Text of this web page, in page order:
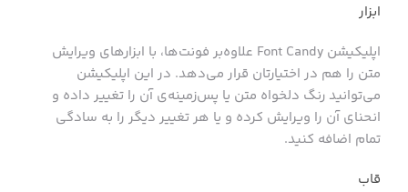
ابزار
اپلیکیشن Font Candy علاوه‌بر فونت‌ها، با ابزارهای ویرایش
متن را هم در اختیارتان قرار می‌دهد. در این اپلیکیشن
می‌توانید رنگ دلخواه‌ متن یا پس‌زمینه‌ی آن را تغییر داده و
انحنای آن را ویرایش کرده و یا هر تغییر دیگر را به سادگی
تمام اضافه کنید.
قاب